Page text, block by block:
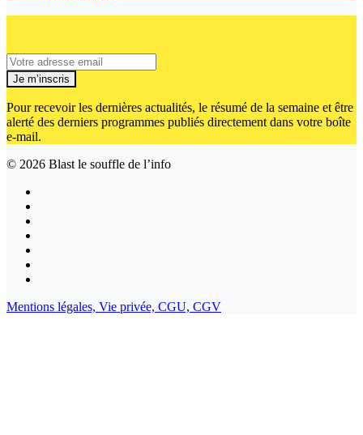
Je m’inscris
Pour recevoir les dernières actualités, le résumé de la semaine et être
alerté des derniers programmes publiés directement dans votre boîte
e-mail.
© 2026 Blast le souffle de l’info
Mentions légales, Vie privée, CGU, CGV